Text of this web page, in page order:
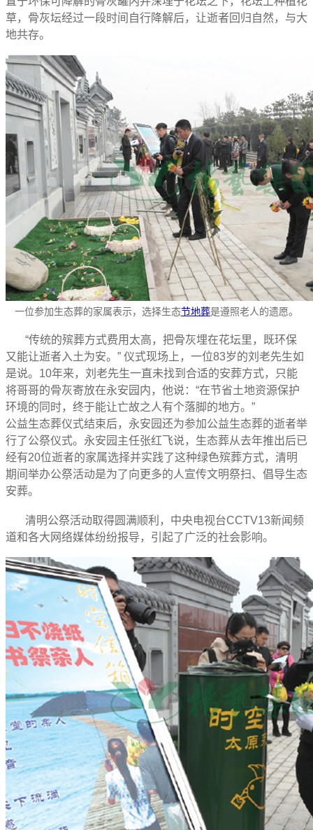
草，骨灰坛经过一段时间自行降解后，让逝者回归自然，与大
地共存。
一位参加生态葬的家属表示，选择生态节地葬是遵照老人的遗愿。
“传统的殡葬方式费用太高，把骨灰埋在花坛里，既环保
又能让逝者入土为安。” 仪式现场上，一位83岁的刘老先生如
是说。10年来，刘老先生一直未找到合适的安葬方式，只能
将哥哥的骨灰寄放在永安园内，他说：“在节省土地资源保护
环境的同时，终于能让亡故之人有个落脚的地方。”
公益生态葬仪式结束后，永安园还为参加公益生态葬的逝者举
行了公祭仪式。永安园主任张红飞说，生态葬从去年推出后已
经有20位逝者的家属选择并实践了这种绿色殡葬方式，清明
期间举办公祭活动是为了向更多的人宣传文明祭扫、倡导生态
安葬。
清明公祭活动取得圆满顺利，中央电视台CCTV13新闻频
道和各大网络媒体纷纷报导，引起了广泛的社会影响。